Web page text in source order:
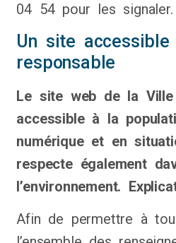
04 54 pour les signaler.
Un site
responsable
Le site web de la
accessible à la
numérique et en
respecte également
l’environnement.
Afin de permettre à